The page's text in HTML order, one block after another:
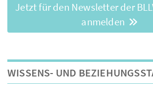
Jetzt für den Newsletter der
anmelden
WISSENS- UND